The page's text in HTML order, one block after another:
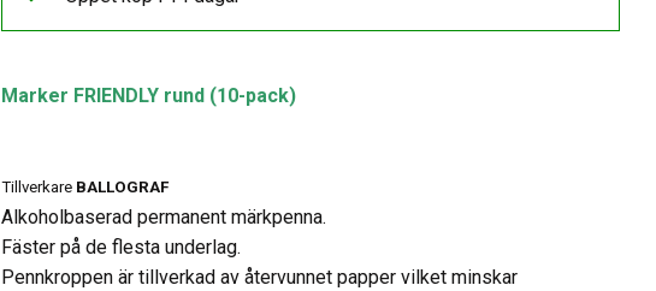
Marker FRIENDLY rund (10-pack)
Tillverkare BALLOGRAF
Alkoholbaserad permanent märkpenna.
Fäster på de flesta underlag.
Pennkroppen är tillverkad av återvunnet papper vilket minskar